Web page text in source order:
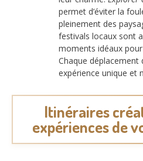
permet d’éviter la
pleinement des
festivals locaux sont
moments idéaux pour
Chaque déplacement
expérience unique et
Itinéraires
expériences de